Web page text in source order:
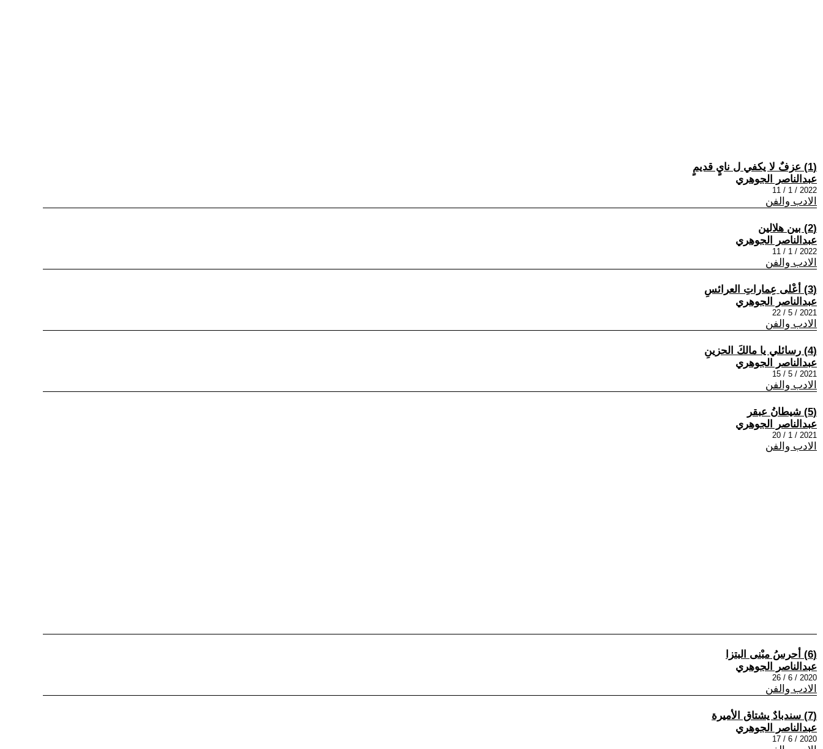
(1) عزفٌ لا يكفي ل نايٍ قديمٍ
عبدالناصر الجوهري
2022 / 1 / 11
الادب والفن
(2) بين هلالين
عبدالناصر الجوهري
2022 / 1 / 11
الادب والفن
(3) أعْلى عِماراتِ العرائسِ
عبدالناصر الجوهري
2021 / 5 / 22
الادب والفن
(4) رسائلي يا مالكَ الحزينِ
عبدالناصر الجوهري
2021 / 5 / 15
الادب والفن
(5) شيطانُ عبقر
عبدالناصر الجوهري
2021 / 1 / 20
الادب والفن
(6) أحرسُ مبْنى البتزا
عبدالناصر الجوهري
2020 / 6 / 26
الادب والفن
(7) سندبادٌ يشتاق الأميرة
عبدالناصر الجوهري
2020 / 6 / 17